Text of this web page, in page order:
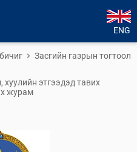
ENG
Засгийн газрын тогтоол
хуулийн этгээдэд тавих
журам